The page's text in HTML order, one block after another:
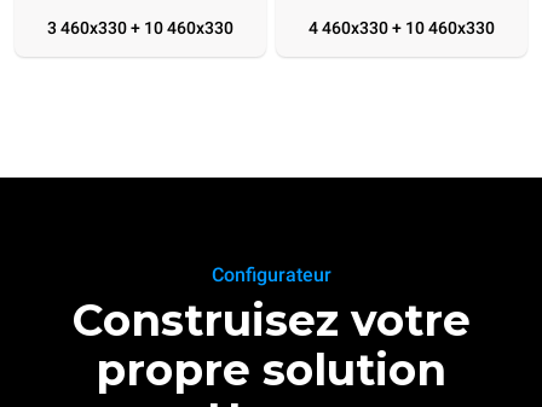
3 460x330 + 10 460x330 4 460x330 + 10 460x330
Configurateur
Construisez votre
propre solution